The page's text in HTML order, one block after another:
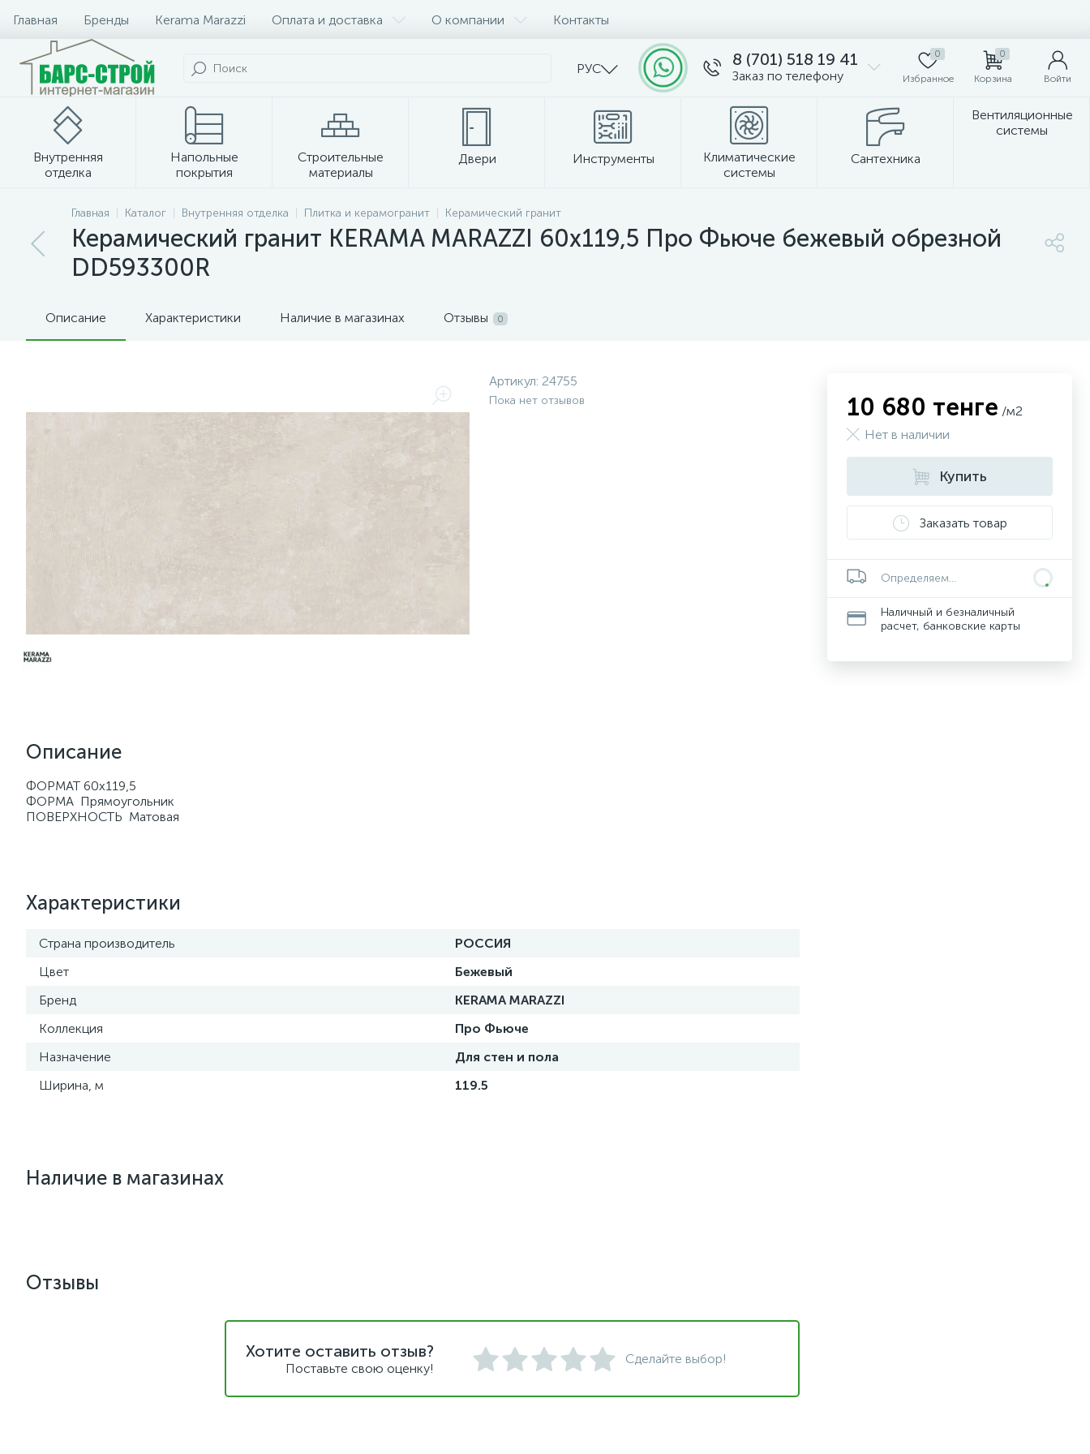
Главная Бренды Kerama Marazzi Оплата и доставка О компании Контакты
РУС 8 (701) 518 19 41
Заказ по телефону
0
Избранное
0
Корзина Войти
Внутренняя
отделка
Напольные
покрытия
Строительные
материалы
Двери Инструменты
Климатические
системы
Сантехника
Вентиляционные
системы
Плитка и керамогранит
Главная Каталог Внутренняя отделка Плитка и керамогранит Керамический гранит
Керамический гранит KERAMA MARAZZI 60x119,5 Про Фьюче бежевый обрезной
DD593300R
Описание Характеристики Наличие в магазинах Отзывы 0
Артикул: 24755
Пока нет отзывов
Описание
ФОРМАТ 60x119,5
ФОРМА Прямоугольник
ПОВЕРХНОСТЬ Матовая
Характеристики
Страна производитель
РОССИЯ
Цвет
Бежевый
Бренд
KERAMA MARAZZI
Коллекция
Про Фьюче
Назначение
Для стен и пола
Ширина, м
119.5
Наличие в магазинах
10 680 тенге /м2
Нет в наличии
Купить
Заказать товар
Определяем...
Наличный и безналичный
расчет, банковские карты
Отзывы
Хотите оставить отзыв?
Поставьте свою оценку!
Сделайте выбор!